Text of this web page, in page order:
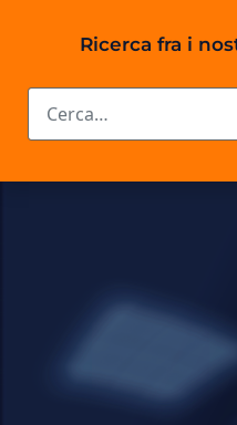
Ricerca fra i